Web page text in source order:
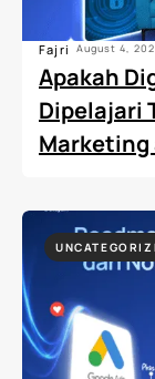
Fajri August 4,
Apakah
Dipelajari
Marketing